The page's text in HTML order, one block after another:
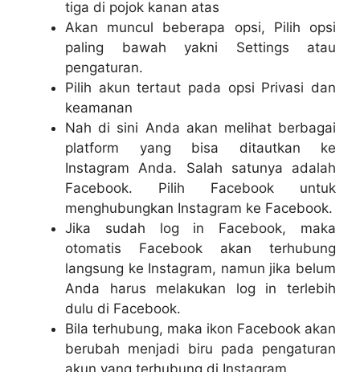
tiga di pojok kanan atas
Akan muncul beberapa opsi, Pilih opsi
paling bawah yakni Settings atau
pengaturan.
Pilih akun tertaut pada opsi Privasi dan
keamanan
Nah di sini Anda akan melihat berbagai
platform yang bisa ditautkan ke
Instagram Anda. Salah satunya adalah
Facebook. Pilih Facebook untuk
menghubungkan Instagram ke Facebook.
Jika sudah log in Facebook, maka
otomatis Facebook akan terhubung
langsung ke Instagram, namun jika belum
Anda harus melakukan log in terlebih
dulu di Facebook.
Bila terhubung, maka ikon Facebook akan
berubah menjadi biru pada pengaturan